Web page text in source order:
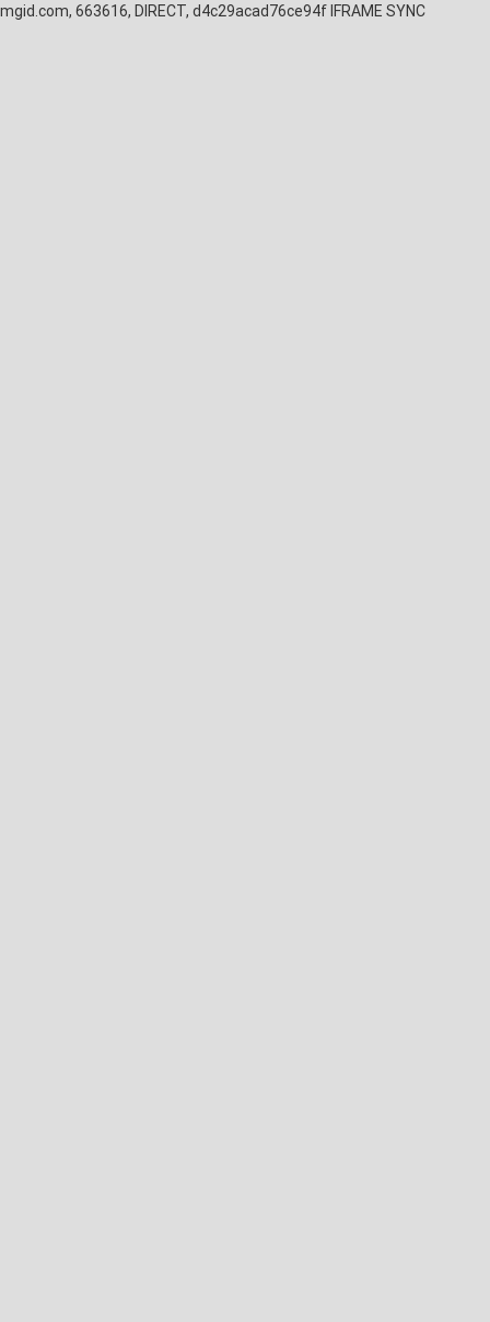
mgid.com, 663616, DIRECT, d4c29acad76ce94f IFRAME SYNC